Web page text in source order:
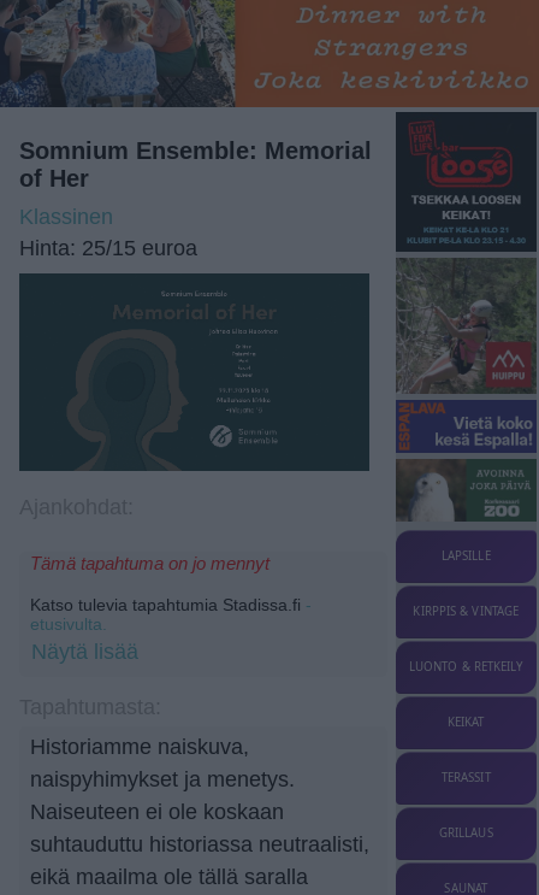
Somnium Ensemble: Memorial
of Her
Klassinen
Hinta: 25/15 euroa
Tämä tapahtuma on jo mennyt
Katso tulevia tapahtumia Stadissa.fi -
etusivulta.
Näytä lisää
Historiamme naiskuva,
naispyhimykset ja menetys.
Naiseuteen ei ole koskaan
suhtauduttu historiassa neutraalisti,
eikä maailma ole tällä saralla
LAPSILLE
KIRPPIS & VINTAGE
LUONTO & RETKEILY
KEIKAT
TERASSIT
GRILLAUS
SAUNAT